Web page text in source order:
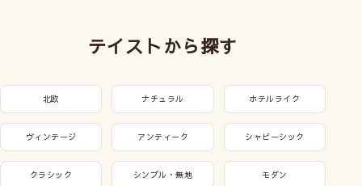
テイストから探す
北欧 ナチュラル ホテルライク
ヴィンテージ アンティーク シャビーシック
クラシック シンプル・無地 モダン